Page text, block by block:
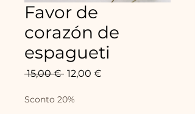
Favor de
corazón de
espagueti
15,00 € Precio
12,00 €
Sconto 20%